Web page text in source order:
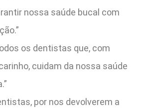
nossa saúde bucal com
os dentistas que, com
cuidam da nossa saúde
por nos devolverem a